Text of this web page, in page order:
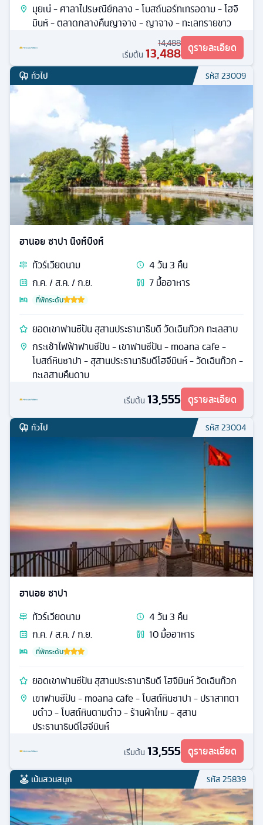
มุยเน่ - ศาลาไปรษณีย์กลาง - โบสถ์นอร์ทเทรอดาม - โฮจิ
มินห์ - ตลาดกลางคืนญาจาง - ญาจาง - ทะเลทรายขาว
14,488
เริ่มต้น 13,488 ดูรายละเอียด
ทั่วไป รหัส23009
ฮานอย ซาปา นิงห์บิงห์
ทัวร์เวียดนาม 4วัน3 คืน
ก.ค. / ส.ค. / ก.ย.
7มื้ออาหาร
ที่พักระดับ
ยอดเขาฟานซีปัน สุสานประธานาธิบดี วัดเฉินก๊วก ทะเลสาบ
กระเช้าไฟฟ้าฟานซีปัน - เขาฟานซีปัน - moana cafe -
โบสถ์หินซาปา - สุสานประธานาธิบดีโฮจีมินห์ - วัดเฉินก๊วก -
ทะเลสาบคืนดาบ
เริ่มต้น 13,555 ดูรายละเอียด
ทั่วไป รหัส23004
ฮานอย ซาปา
ทัวร์เวียดนาม 4วัน3 คืน
ก.ค. / ส.ค. / ก.ย.
10มื้ออาหาร
ที่พักระดับ
ยอดเขาฟานซีปัน สุสานประธานาธิบดี โฮจิมินห์ วัดเฉินก๊วก
เขาฟานซีปัน - moana cafe - โบสถ์หินซาปา - ปราสาทตา
มด๋าว - โบสถ์หินตามด๋าว - ร้านผ้าไหม - สุสาน
ประธานาธิบดีโฮจีมินห์
เริ่มต้น 13,555 ดูรายละเอียด
เน้นสวนสนุก รหัส25839